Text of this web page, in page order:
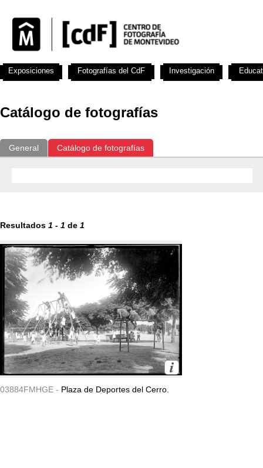
Catálogo de fotografías
General Catálogo de fotografías
Resultados 1 - 1 de 1
03884FMHGE - Plaza de Deportes del Cerro.
Exposiciones Fotografías del CdF Investigación